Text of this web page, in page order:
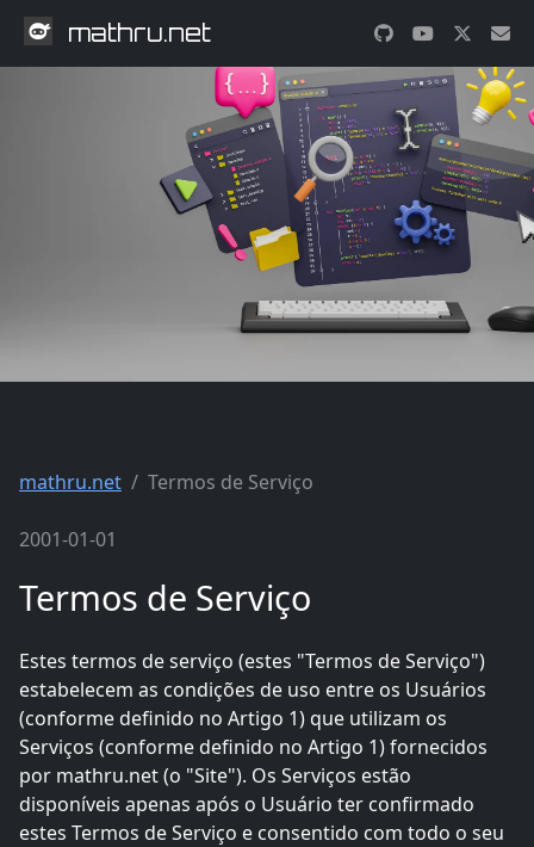
mathru.net
mathru.net Termos de Serviço
2001-01-01
Termos de Serviço
Estes termos de serviço (estes "Termos de Serviço")
estabelecem as condições de uso entre os Usuários
(conforme definido no Artigo 1) que utilizam os
Serviços (conforme definido no Artigo 1) fornecidos
por mathru.net (o "Site"). Os Serviços estão
disponíveis apenas após o Usuário ter confirmado
estes Termos de Serviço e consentido com todo o seu